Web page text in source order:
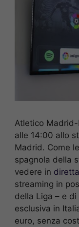
Atletico
alle 14:00 allo
Madrid. Come
spagnola della
vedere in
streaming in
della Liga – e
esclusiva in
euro, senza